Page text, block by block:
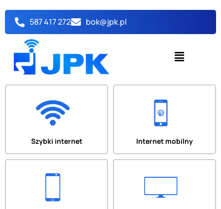
treści
587 417 272 bok@jpk.pl
Menu
Szybki internet Internet mobilny